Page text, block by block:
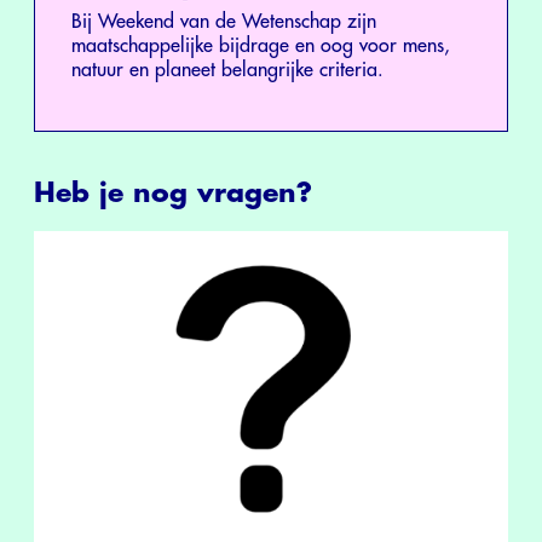
Bij Weekend van de Wetenschap zijn
maatschappelijke bijdrage en oog voor mens,
natuur en planeet belangrijke criteria.
Heb je nog vragen?